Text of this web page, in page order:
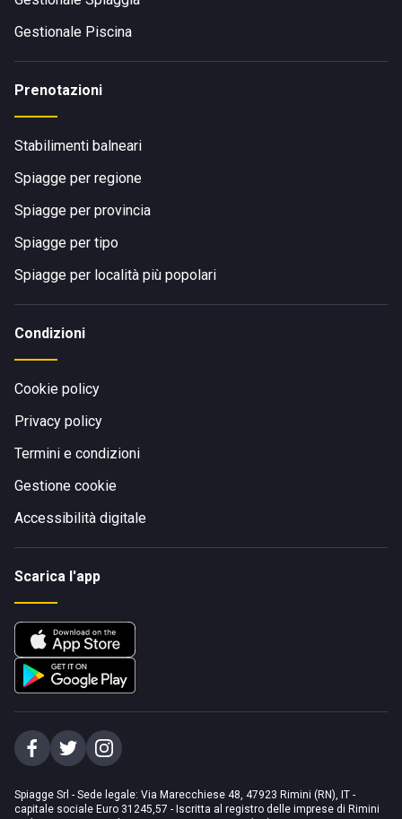
Gestionale Piscina
Prenotazioni
Stabilimenti balneari
Spiagge per regione
Spiagge per provincia
Spiagge per tipo
Spiagge per località più popolari
Condizioni
Cookie policy
Privacy policy
Termini e condizioni
Gestione cookie
Accessibilità digitale
Scarica l'app
Spiagge Srl - Sede legale: Via Marecchiese 48, 47923 Rimini (RN), IT -
capitale sociale Euro 31245,57 - Iscritta al registro delle imprese di Rimini